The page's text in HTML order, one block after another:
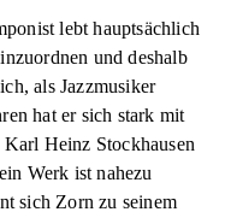
lebt hauptsächlich
und deshalb
als Jazzmusiker
hat er sich stark mit
Heinz Stockhausen
Werk ist nahezu
sich Zorn zu seinem